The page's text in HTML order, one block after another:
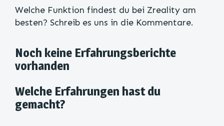
Welche Funktion findest du bei Zreality am
besten? Schreib es uns in die Kommentare.
Noch keine Erfahrungsberichte
vorhanden
Welche Erfahrungen hast du
gemacht?